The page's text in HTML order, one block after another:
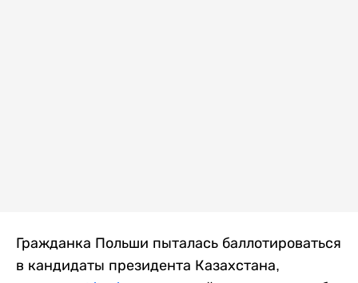
Гражданка Польши пыталась баллотироваться
в кандидаты президента Казахстана,